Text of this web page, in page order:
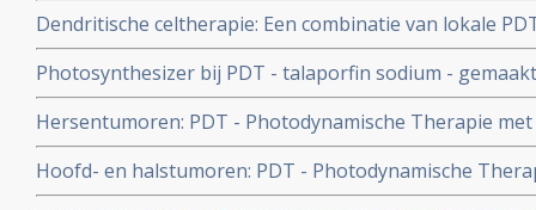
Dendritische celtherapie: Een combinatie van lokale
gevolgd door dendritische celtherapie zorgt bij muizen
remissies waar de afzonderlijke behandelingen niets
Photosynthesizer bij PDT - talaporfin sodium -
door FDA goedgekeurd voor gebruik bij PDT.
Hersentumoren: PDT - Photodynamische Therapie
herhaald verdubbelt ziektevrije tijd, verbetert
leven bij hersentumoren - Glioblastoma Multiforme.
Hoofd- en halstumoren: PDT - Photodynamische
van hoofd-halstumoren stadium 1 2 en 3, blijkt uit